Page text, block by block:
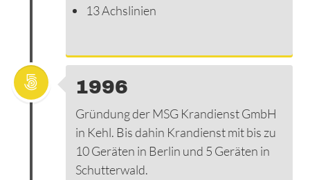
13 Achslinien
1996
Gründung der MSG Krandienst GmbH
in Kehl. Bis dahin Krandienst mit bis zu
10 Geräten in Berlin und 5 Geräten in
Schutterwald.